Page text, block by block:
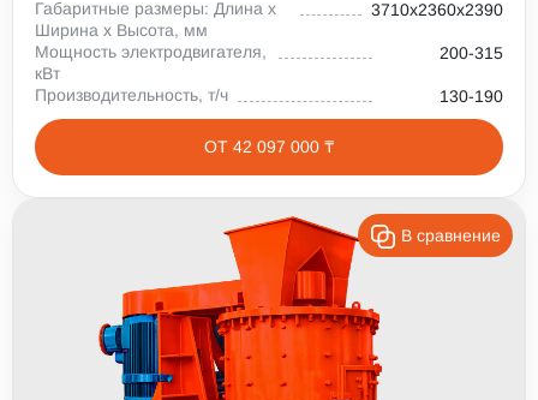
Габаритные размеры: Длина х
Ширина х Высота, мм
3710х2360х2390
Мощность электродвигателя,
кВт
200-315
Производительность, т/ч 130-190
ОТ 42 097 000 ₸
В сравнение